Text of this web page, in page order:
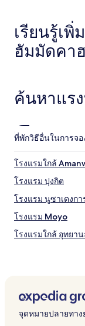
ผ่าน
มา
อ้างอิง
เข้า
พัก
คน
ราคา
และ
ห้อง
พัก
ว่าง
อาจ
เรียนรู้เ
ฮัมมัดคา
ค้นหาแร
ที่พักวิธีอื่นในการจอ
โรงแรมใกล้
โรงแรม ปุงกิต
โรงแรม นูซาเตงก
โรงแรม Moyo
โรงแรมใกล้ อุทยา
จุดหมายปลายทา